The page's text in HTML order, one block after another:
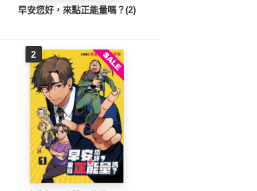
早安您好，來點正能量嗎？(2)
2